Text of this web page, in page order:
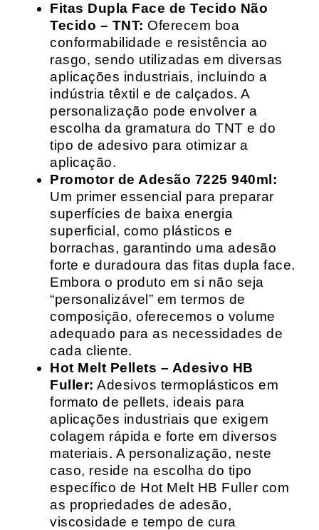
Fitas Dupla Face de Tecido Não
Tecido – TNT: Oferecem boa
conformabilidade e resistência ao
rasgo, sendo utilizadas em diversas
aplicações industriais, incluindo a
indústria têxtil e de calçados. A
personalização pode envolver a
escolha da gramatura do TNT e do
tipo de adesivo para otimizar a
aplicação.
Promotor de Adesão 7225 940ml:
Um primer essencial para preparar
superfícies de baixa energia
superficial, como plásticos e
borrachas, garantindo uma adesão
forte e duradoura das fitas dupla face.
Embora o produto em si não seja
“personalizável” em termos de
composição, oferecemos o volume
adequado para as necessidades de
cada cliente.
Hot Melt Pellets – Adesivo HB
Fuller: Adesivos termoplásticos em
formato de pellets, ideais para
aplicações industriais que exigem
colagem rápida e forte em diversos
materiais. A personalização, neste
caso, reside na escolha do tipo
específico de Hot Melt HB Fuller com
as propriedades de adesão,
viscosidade e tempo de cura